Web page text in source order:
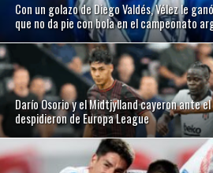
Con un golazo de Diego Valdés, Vélez le
que no da pie con bola en el campeonato
Darío Osorio y el Midtjylland cayeron ante
despidieron de Europa League